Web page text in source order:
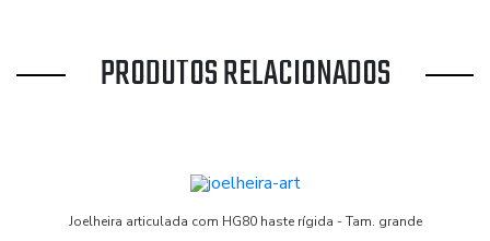
PRODUTOS RELACIONADOS
Joelheira articulada com HG80 haste rígida - Tam. grande